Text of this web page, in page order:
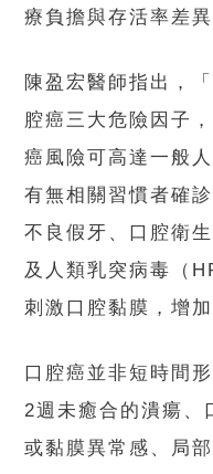
療負擔與存活率差異
陳盈宏醫師指出，
腔癌三大危險因子
癌風險可高達一般
有無相關習慣者確
不良假牙、口腔衛
及人類乳突病毒（
刺激口腔黏膜，增加
口腔癌並非短時間
2週未癒合的潰瘍、
或黏膜異常感、局